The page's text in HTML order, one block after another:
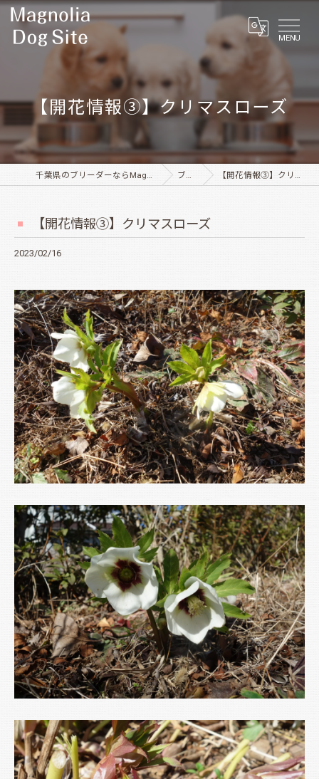
MENU
【開花情報③】クリマスローズ
千葉県のブリーダーならMagnolia Dog Site ブログ 【開花情報③】クリマスローズ
【開花情報③】クリマスローズ
2023/02/16